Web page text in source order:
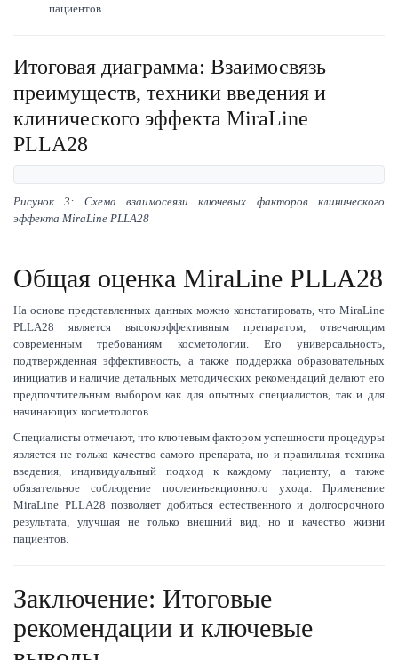
пациентов.
Итоговая диаграмма: Взаимосвязь
преимуществ, техники введения и
клинического эффекта MiraLine
PLLA28
Рисунок 3: Схема взаимосвязи ключевых факторов клинического
эффекта MiraLine PLLA28
Общая оценка MiraLine PLLA28
На основе представленных данных можно констатировать, что MiraLine
PLLA28 является высокоэффективным препаратом, отвечающим
современным требованиям косметологии. Его универсальность,
подтвержденная эффективность, а также поддержка образовательных
инициатив и наличие детальных методических рекомендаций делают его
предпочтительным выбором как для опытных специалистов, так и для
начинающих косметологов.
Специалисты отмечают, что ключевым фактором успешности процедуры
является не только качество самого препарата, но и правильная техника
введения, индивидуальный подход к каждому пациенту, а также
обязательное соблюдение послеинъекционного ухода. Применение
MiraLine PLLA28 позволяет добиться естественного и долгосрочного
результата, улучшая не только внешний вид, но и качество жизни
пациентов.
Заключение: Итоговые
рекомендации и ключевые